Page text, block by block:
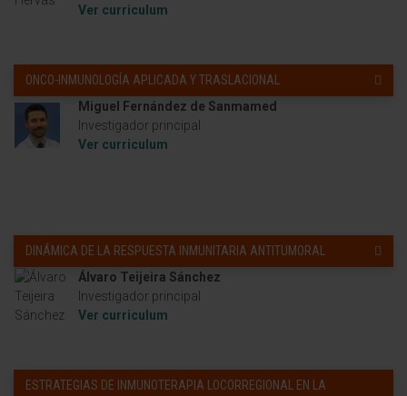
Ver curriculum
ONCO-INMUNOLOGÍA APLICADA Y TRASLACIONAL
Miguel Fernández de Sanmamed
Investigador principal
Ver curriculum
DINÁMICA DE LA RESPUESTA INMUNITARIA ANTITUMORAL
Álvaro Teijeira Sánchez
Investigador principal
Ver curriculum
ESTRATEGIAS DE INMUNOTERAPIA LOCORREGIONAL EN LA